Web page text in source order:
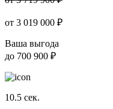
от 3 019 000 ₽
Ваша выгода
до 700 900 ₽
10.5 сек.